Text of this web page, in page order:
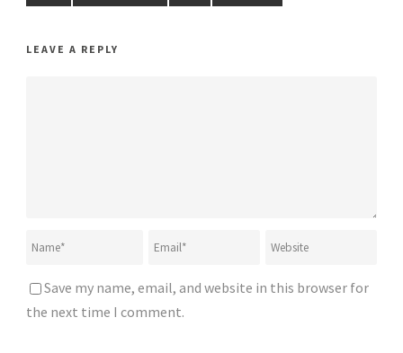
LEAVE A REPLY
Save my name, email, and website in this browser for
the next time I comment.